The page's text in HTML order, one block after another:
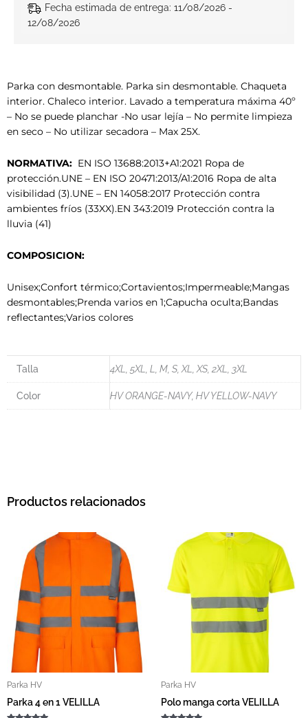
Fecha estimada de entrega: 11/08/2026 -
12/08/2026
Parka con desmontable. Parka sin desmontable. Chaqueta
interior. Chaleco interior. Lavado a temperatura máxima 40º
– No se puede planchar -No usar lejía – No permite limpieza
en seco – No utilizar secadora – Max 25X.
NORMATIVA: EN ISO 13688:2013+A1:2021 Ropa de
protección.UNE – EN ISO 20471:2013/A1:2016 Ropa de alta
visibilidad (3).UNE – EN 14058:2017 Protección contra
ambientes fríos (33XX).EN 343:2019 Protección contra la
lluvia (41)
COMPOSICION:
Unisex;Confort térmico;Cortavientos;Impermeable;Mangas
desmontables;Prenda varios en 1;Capucha oculta;Bandas
reflectantes;Varios colores
Talla 4XL, 5XL, L, M, S, XL, XS, 2XL, 3XL
Color HV ORANGE-NAVY, HV YELLOW-NAVY
Productos relacionados
Parka HV
Parka 4 en 1 VELILLA
Rango de precios: desde 53,29 € hasta 61,28 €
Este producto tiene múltiples variantes.
Parka HV
Polo manga corta VELILLA
Rango de precios:
Este